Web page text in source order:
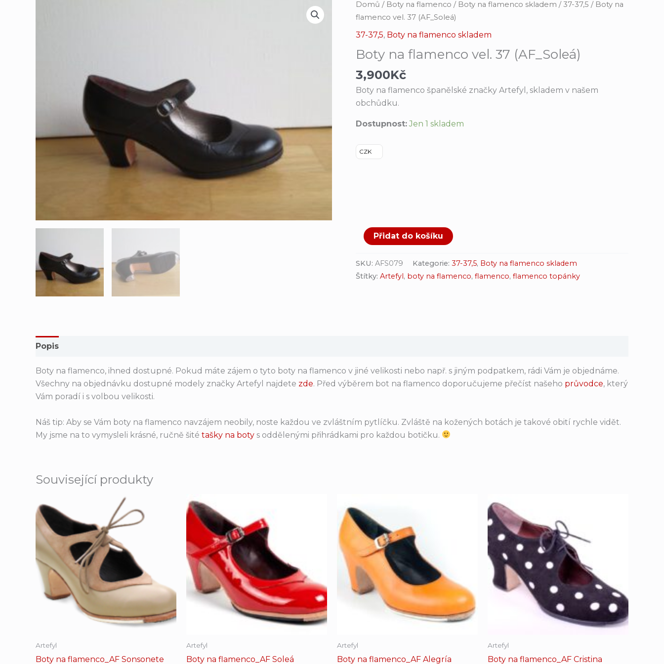
Domů / Boty na flamenco / Boty na flamenco skladem /37-37,5 / Boty na
flamenco vel. 37 (AF_Soleá)
37-37,5, Boty na flamenco skladem
Boty na flamenco vel. 37 (AF_Soleá)
3,900Kč
Boty na flamenco španělské značky Artefyl, skladem v našem
obchůdku.
Dostupnost: Jen 1 skladem
CZK
Boty
na
flamenco
37
množství
Přidat do košíku
SKU: AFS079 Kategorie: 37-37,5, Boty na flamenco skladem
Štítky: Artefyl, boty na flamenco, flamenco, flamenco topánky
Popis
Boty na flamenco, ihned dostupné. Pokud máte zájem o tyto boty na flamenco v jiné velikosti nebo např. s jiným podpatkem, rádi Vám je objednáme.
Všechny na objednávku dostupné modely značky Artefyl najdete zde. Před výběrem bot na flamenco doporučujeme přečíst našeho průvodce, který
Vám poradí i s volbou velikosti.
Náš tip: Aby se Vám boty na flamenco navzájem neobily, noste každou ve zvláštním pytlíčku. Zvláště na kožených botách je takové obití rychle vidět.
My jsme na to vymysleli krásné, ručně šité tašky na boty s oddělenými přihrádkami pro každou botičku.
Související produkty
Artefyl
Boty na flamenco_AF Sonsonete
Artefyl
Boty na flamenco_AF Soleá
Artefyl
Boty na flamenco_AF Alegría
Artefyl
Boty na flamenco_AF Cristina